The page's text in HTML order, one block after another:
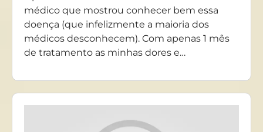
médico que mostrou conhecer bem essa
doença (que infelizmente a maioria dos
médicos desconhecem). Com apenas 1 mês
de tratamento as minhas dores e…